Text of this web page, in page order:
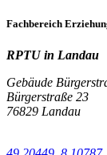
Fachbereich
RPTU in Landau
Gebäude
Bürgerstraße 23
76829 Landau